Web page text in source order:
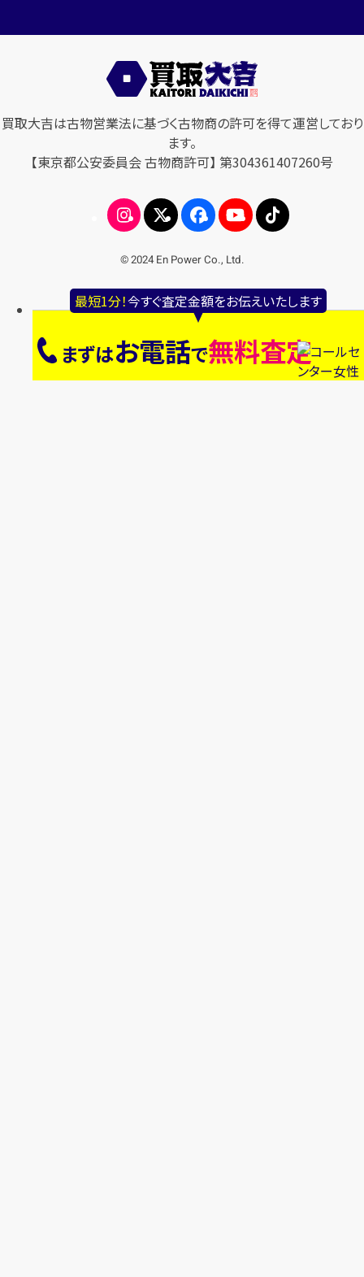
最短1分！今すぐ査定金額をお伝えいたします
まずはお電話で無料査定
買取大吉は古物営業法に基づく古物商の許可を得て運営しており
ます。
【東京都公安委員会 古物商許可】 第304361407260号
© 2024 En Power Co., Ltd.